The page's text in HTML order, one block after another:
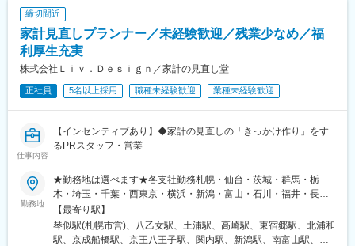
締切間近
家計見直しプランナー／未経験歓迎／残業少なめ／福
利厚生充実
株式会社Ｌｉｖ．Ｄｅｓｉｇｎ／家計の見直し堂
正社員 5名以上採用 職種未経験歓迎 業種未経験歓迎
仕事内容
【インセンティブあり】◆家計の見直しの「きっかけ作り」をす
るPRスタッフ・営業
勤務地
★勤務地は選べます★各支社勤務札幌・仙台・茨城・群馬・栃
木・埼玉・千葉・西東京・横浜・新潟・富山・石川・福井・長
野・静岡・名古屋・三重・京都・大阪・神戸・岡山・広島・愛
媛・福岡・長崎・熊本・鹿児島※U・Iターン歓迎▼北海道・東北北
海道札幌市西区宮城県仙台市泉区▼関東茨城県土浦市群馬県高崎
【最寄り駅】
琴似駅(札幌市営)、八乙女駅、土浦駅、高崎駅、東宿郷駅、北浦和
駅、京成船橋駅、京王八王子駅、関内駅、新潟駅、南富山駅、西